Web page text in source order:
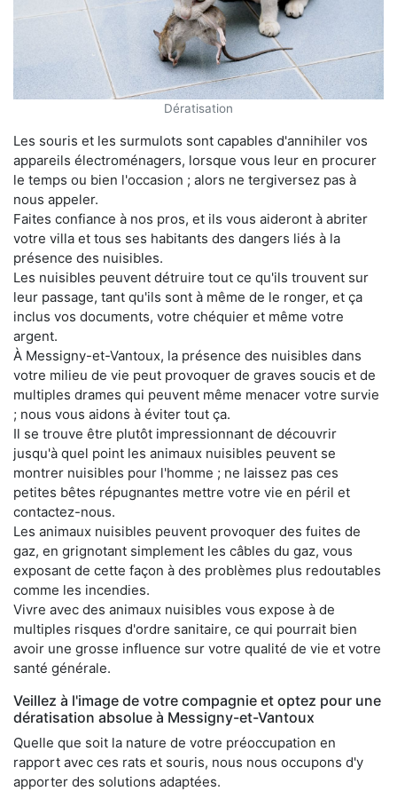
Dératisation
Les souris et les surmulots sont capables d'annihiler vos
appareils électroménagers, lorsque vous leur en procurer
le temps ou bien l'occasion ; alors ne tergiversez pas à
nous appeler.
Faites confiance à nos pros, et ils vous aideront à abriter
votre villa et tous ses habitants des dangers liés à la
présence des nuisibles.
Les nuisibles peuvent détruire tout ce qu'ils trouvent sur
leur passage, tant qu'ils sont à même de le ronger, et ça
inclus vos documents, votre chéquier et même votre
argent.
À Messigny-et-Vantoux, la présence des nuisibles dans
votre milieu de vie peut provoquer de graves soucis et de
multiples drames qui peuvent même menacer votre survie
; nous vous aidons à éviter tout ça.
Il se trouve être plutôt impressionnant de découvrir
jusqu'à quel point les animaux nuisibles peuvent se
montrer nuisibles pour l'homme ; ne laissez pas ces
petites bêtes répugnantes mettre votre vie en péril et
contactez-nous.
Les animaux nuisibles peuvent provoquer des fuites de
gaz, en grignotant simplement les câbles du gaz, vous
exposant de cette façon à des problèmes plus redoutables
comme les incendies.
Vivre avec des animaux nuisibles vous expose à de
multiples risques d'ordre sanitaire, ce qui pourrait bien
avoir une grosse influence sur votre qualité de vie et votre
santé générale.
Veillez à l'image de votre compagnie et optez pour une
dératisation absolue à Messigny-et-Vantoux
Quelle que soit la nature de votre préoccupation en
rapport avec ces rats et souris, nous nous occupons d'y
apporter des solutions adaptées.